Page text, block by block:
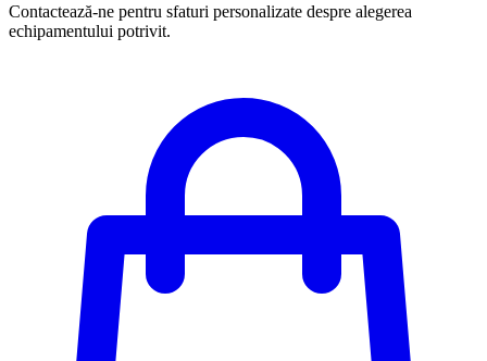
Contactează-ne pentru sfaturi personalizate despre alegerea
echipamentului potrivit.